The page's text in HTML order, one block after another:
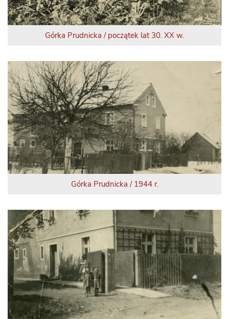
Górka Prudnicka / początek lat 30. XX w.
Górka Prudnicka / 1944 r.